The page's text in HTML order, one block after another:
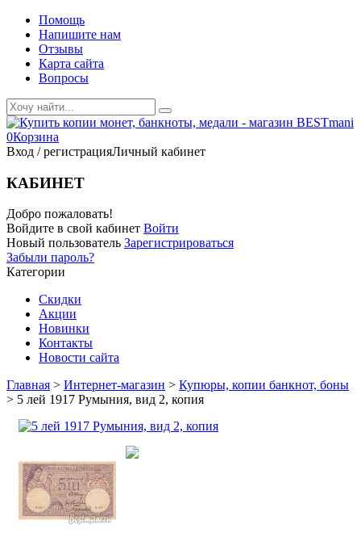
Помощь
Напишите нам
Отзывы
Карта сайта
Вопросы
0Корзина
Вход / регистрацияЛичный кабинет
КАБИНЕТ
Добро пожаловать!
Войдите в свой кабинет Войти
Новый пользователь Зарегистрироваться
Забыли пароль?
Категории
Скидки
Акции
Новинки
Контакты
Новости сайта
Главная > Интернет-магазин > Купюры, копии банкнот, боны
> 5 лей 1917 Румыния, вид 2, копия